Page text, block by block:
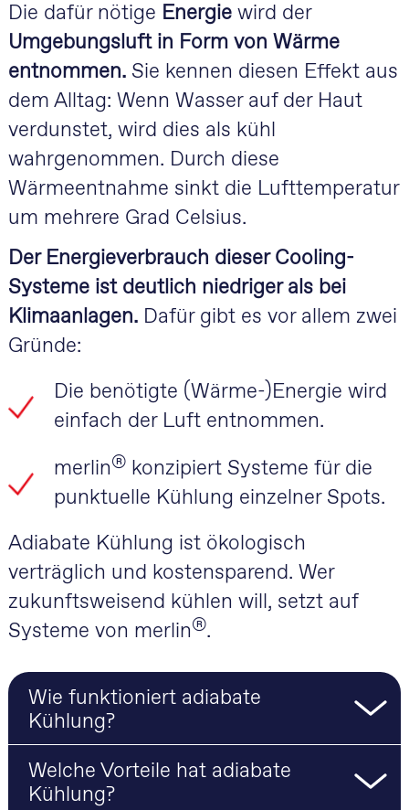
Die dafür nötige Energie wird der
Umgebungsluft in Form von Wärme
entnommen.Sie kennen diesen Effekt aus
dem Alltag: Wenn Wasser auf der Haut
verdunstet, wird dies als kühl
wahrgenommen. Durch diese
Wärmeentnahme sinkt die Lufttemperatur
um mehrere Grad Celsius.
Der Energieverbrauch dieser Cooling-
Systeme ist deutlich niedriger als bei
Klimaanlagen.Dafür gibt es vor allem zwei
Gründe:
Die benötigte (Wärme-)Energie wird
einfach der Luft entnommen.
merlin®konzipiert Systeme für die
punktuelle Kühlung einzelner Spots.
Adiabate Kühlung ist ökologisch
verträglich und kostensparend. Wer
zukunftsweisend kühlen will, setzt auf
Systeme von merlin®.
Wie funktioniert adiabate
Kühlung?
Welche Vorteile hat adiabate
Kühlung?